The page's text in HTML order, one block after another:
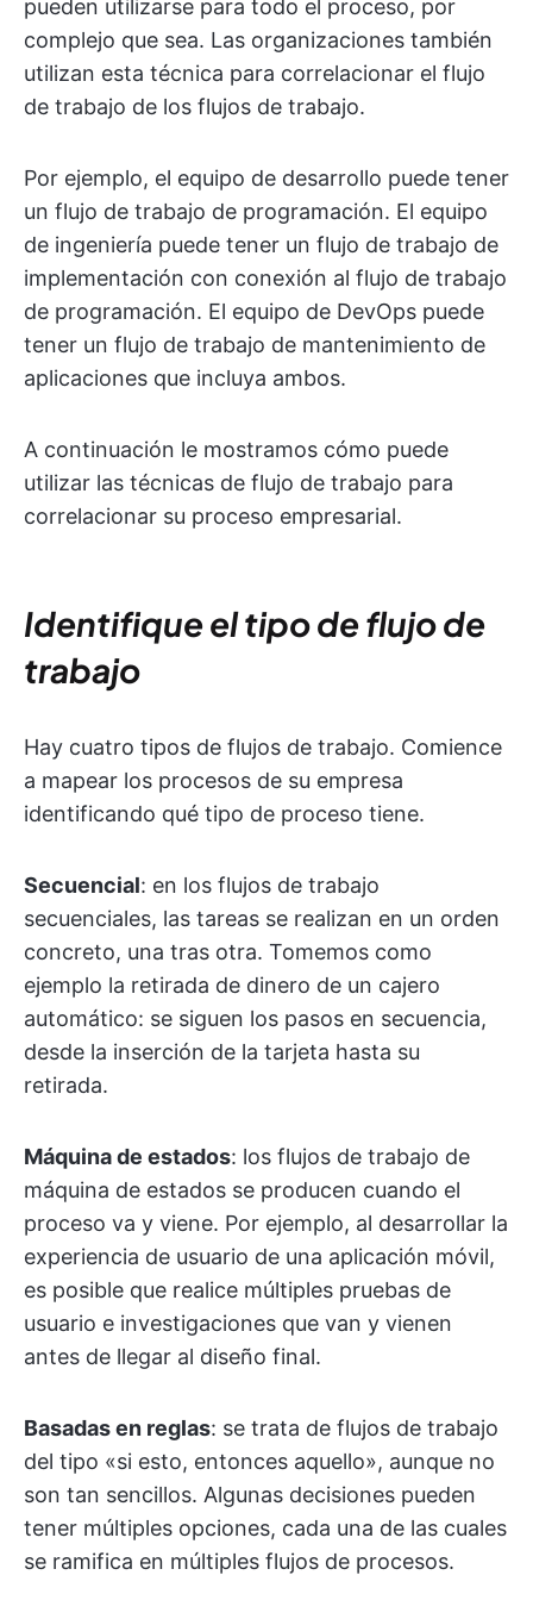
pueden utilizarse para todo el proceso, por
complejo que sea. Las organizaciones también
utilizan esta técnica para correlacionar el flujo
de trabajo de los flujos de trabajo.
Por ejemplo, el equipo de desarrollo puede tener
un flujo de trabajo de programación. El equipo
de ingeniería puede tener un flujo de trabajo de
implementación con conexión al flujo de trabajo
de programación. El equipo de DevOps puede
tener un flujo de trabajo de mantenimiento de
aplicaciones que incluya ambos.
A continuación le mostramos cómo puede
utilizar las técnicas de flujo de trabajo para
correlacionar su proceso empresarial.
Identifique el tipo de flujo de
trabajo
Hay cuatro tipos de flujos de trabajo. Comience
a mapear los procesos de su empresa
identificando qué tipo de proceso tiene.
Secuencial: en los flujos de trabajo
secuenciales, las tareas se realizan en un orden
concreto, una tras otra. Tomemos como
ejemplo la retirada de dinero de un cajero
automático: se siguen los pasos en secuencia,
desde la inserción de la tarjeta hasta su
retirada.
Máquina de estados: los flujos de trabajo de
máquina de estados se producen cuando el
proceso va y viene. Por ejemplo, al desarrollar la
experiencia de usuario de una aplicación móvil,
es posible que realice múltiples pruebas de
usuario e investigaciones que van y vienen
antes de llegar al diseño final.
Basadas en reglas: se trata de flujos de trabajo
del tipo «si esto, entonces aquello», aunque no
son tan sencillos. Algunas decisiones pueden
tener múltiples opciones, cada una de las cuales
se ramifica en múltiples flujos de procesos.